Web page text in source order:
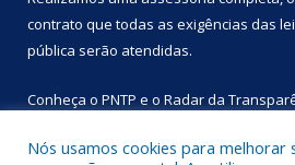
contrato que todas as exigências das
pública serão atendidas.
Conheça o PNTP e o Radar da
Nós usamos cookies para melhorar